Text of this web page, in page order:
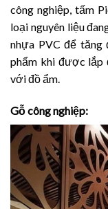
công nghiệp, tấm
loại nguyên liệu
nhựa PVC để tăng
phẩm khi được lắp
với đồ ẩm.
Gỗ công nghiệp: